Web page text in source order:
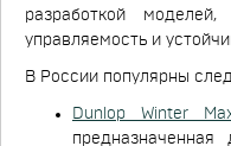
разработкой
управляемость и
В России популярны
Dunlop Winter